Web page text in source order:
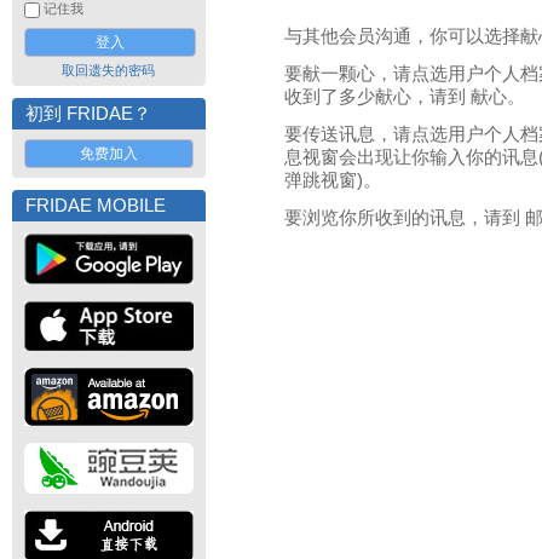
记住我
取回遗失的密码
初到 FRIDAE？
免费加入
FRIDAE MOBILE
与其他会员沟通，你可以选择
要献一颗心，请点选用户个人
收到了多少献心，请到 献心。
要传送讯息，请点选用户个人
息视窗会出现让你输入你的讯
弹跳视窗)。
要浏览你所收到的讯息，请到